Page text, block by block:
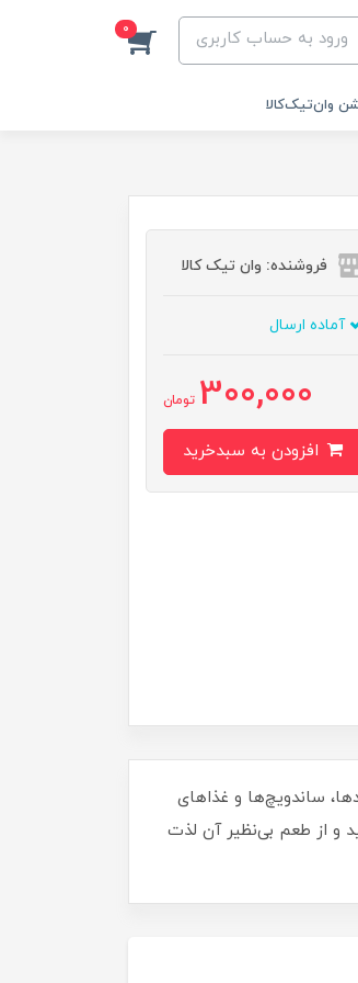
ورود به حساب کاربری 0
وان‌تیک‌کالا‌
فروشنده: وان تیک کالا
آماده ارسال
300,000 تومان
ساندویچ‌ها و غذاهای
و از طعم بی‌نظیر آن لذت